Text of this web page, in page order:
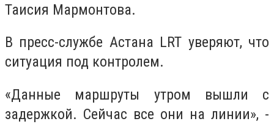
Таисия Мармонтова.
В пресс-службе Астана LRT уверяют, что
ситуация под контролем.
«Данные маршруты утром вышли с
задержкой. Сейчас все они на линии», -